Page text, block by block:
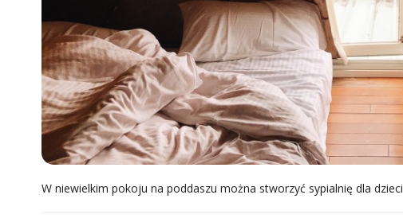
W niewielkim pokoju na poddaszu można stworzyć sypialnię dla dzieci